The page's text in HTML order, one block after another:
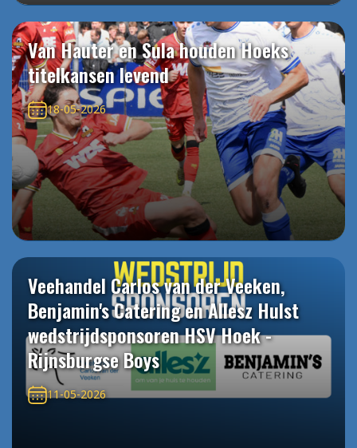
Van Hauter en Sula houden Hoeks
titelkansen levend
18-05-2026
Veehandel Carlos van der Veeken,
Benjamin's Catering en Allesz Hulst
wedstrijdsponsoren HSV Hoek -
Rijnsburgse Boys
11-05-2026